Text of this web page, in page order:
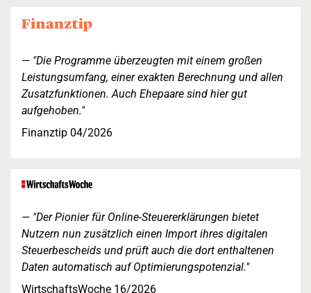
"Die Programme überzeugten mit einem großen
Leistungsumfang, einer exakten Berechnung und allen
Zusatzfunktionen. Auch Ehepaare sind hier gut
aufgehoben."
Finanztip 04/2026
"Der Pionier für Online-Steuererklärungen bietet
Nutzern nun zusätzlich einen Import ihres digitalen
Steuerbescheids und prüft auch die dort enthaltenen
Daten automatisch auf Optimierungspotenzial."
WirtschaftsWoche 16/2026